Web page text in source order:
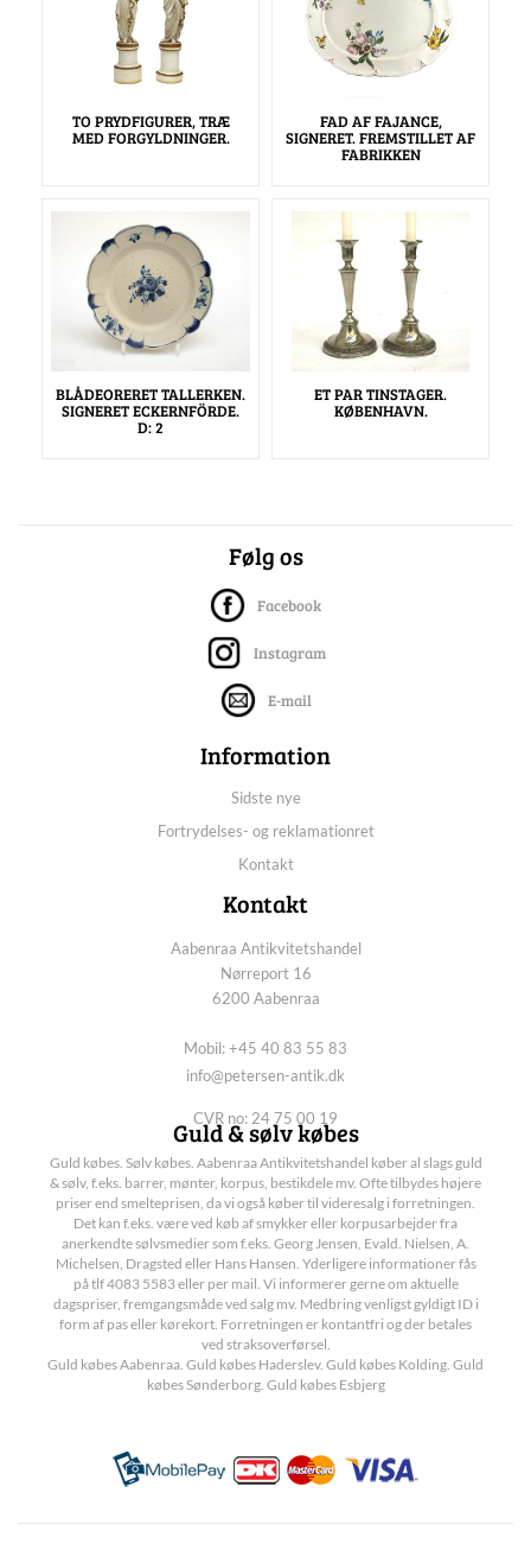
TO PRYDFIGURER, TRÆ
MED FORGYLDNINGER.
FAD AF FAJANCE,
SIGNERET. FREMSTILLET AF
FABRIKKEN
BLÅDEORERET TALLERKEN.
SIGNERET ECKERNFÖRDE.
D: 2
ET PAR TINSTAGER.
KØBENHAVN.
Følg os
Facebook
Instagram
E-mail
Information
Sidste nye
Fortrydelses- og reklamationret
Kontakt
Kontakt
Aabenraa Antikvitetshandel
Nørreport 16
6200 Aabenraa
Mobil: +45 40 83 55 83
info@petersen-antik.dk
CVR no: 24 75 00 19
Guld & sølv købes
Guld købes. Sølv købes. Aabenraa Antikvitetshandel køber al slags guld
& sølv, f.eks. barrer, mønter, korpus, bestikdele mv. Ofte tilbydes højere
priser end smelteprisen, da vi også køber til videresalg i forretningen.
Det kan f.eks. være ved køb af smykker eller korpusarbejder fra
anerkendte sølvsmedier som f.eks. Georg Jensen, Evald. Nielsen, A.
Michelsen, Dragsted eller Hans Hansen. Yderligere informationer fås
på tlf 4083 5583 eller per mail. Vi informerer gerne om aktuelle
dagspriser, fremgangsmåde ved salg mv. Medbring venligst gyldigt ID i
form af pas eller kørekort. Forretningen er kontantfri og der betales
ved straksoverførsel.
Guld købes Aabenraa. Guld købes Haderslev. Guld købes Kolding. Guld
købes Sønderborg. Guld købes Esbjerg